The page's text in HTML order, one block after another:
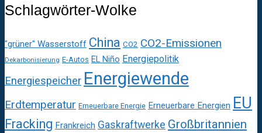
Schlagwörter-Wolke
"grüner" Wasserstoff China CO2 CO2-Emissionen
Dekarbonisierung E-Autos EL Niño Energiepolitik
Energiespeicher Energiewende
Erdtemperatur Erneuerbare Energie Erneuerbare Energien EU
Fracking Frankreich Gaskraftwerke Großbritannien